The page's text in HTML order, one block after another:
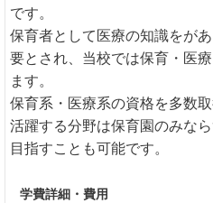
です。
保育者として医療の知識をが
要とされ、当校では保育・医
ます。
保育系・医療系の資格を多数
活躍する分野は保育園のみな
目指すことも可能です。
学費詳細・費用